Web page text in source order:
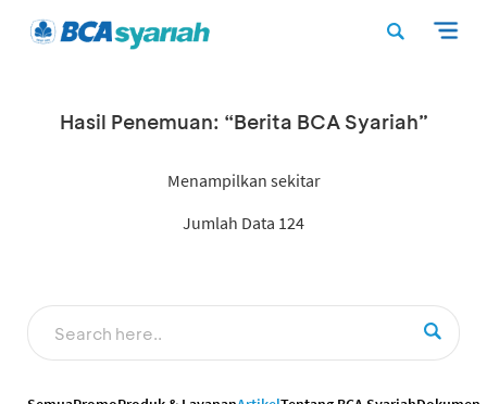
Hasil Penemuan: “Berita BCA Syariah”
Menampilkan sekitar
Jumlah Data 124